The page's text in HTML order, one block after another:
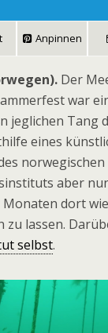
Anpinnen
Der
war
jeglichen Tang
eines
norwegischen
aber
dort
zu lassen.
selbst.